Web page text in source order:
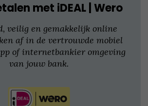
met iDEAL | Wero
veilig en gemakkelijk online
af in de vertrouwde mobiel
of internetbankier omgeving
van jouw bank.